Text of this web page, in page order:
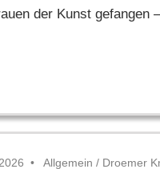
der Kunst gefangen
Allgemein / Droemer